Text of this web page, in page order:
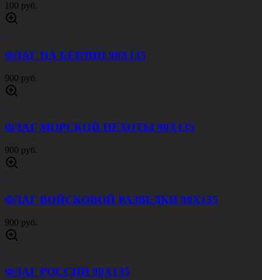
100 руб.
ФЛАГ НА БЕРЛИН 90Х135
900 руб.
ФЛАГ МОРСКОЙ ПЕХОТЫ 90Х135
900 руб.
ФЛАГ ВОЙСКОВОЙ РАЗВЕДКИ 90Х135
900 руб.
ФЛАГ РОССИИ 90Х135